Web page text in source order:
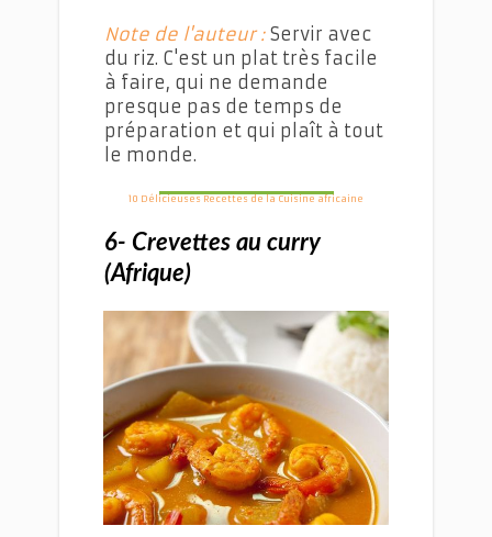
Note de l'auteur : Servir avec
du riz. C'est un plat très facile
à faire, qui ne demande
presque pas de temps de
préparation et qui plaît à tout
le monde.
10 Délicieuses Recettes de la Cuisine africaine
6- Crevettes au curry
(Afrique)